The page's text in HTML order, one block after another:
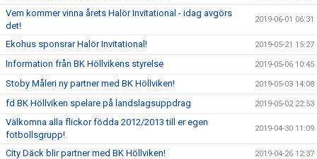
Vem kommer vinna årets Halör Invitational - idag avgörs
det!
2019-06-01 06:31
Ekohus sponsrar Halör Invitational! 2019-05-21 15:27
Information från BK Höllvikens styrelse 2019-05-06 10:45
Stoby Måleri ny partner med BK Höllviken! 2019-05-03 14:08
fd BK Höllviken spelare på landslagsuppdrag 2019-05-02 22:53
Välkomna alla flickor födda 2012/2013 till er egen
fotbollsgrupp!
2019-04-30 11:09
City Däck blir partner med BK Höllviken! 2019-04-26 12:37